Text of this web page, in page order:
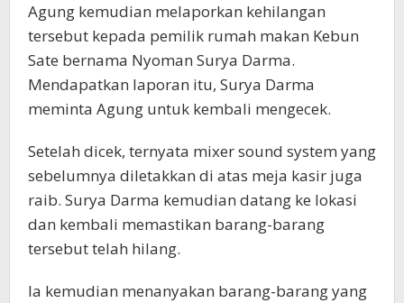
Agung kemudian melaporkan kehilangan
tersebut kepada pemilik rumah makan Kebun
Sate bernama Nyoman Surya Darma.
Mendapatkan laporan itu, Surya Darma
meminta Agung untuk kembali mengecek.
Setelah dicek, ternyata mixer sound system yang
sebelumnya diletakkan di atas meja kasir juga
raib. Surya Darma kemudian datang ke lokasi
dan kembali memastikan barang-barang
tersebut telah hilang.
Ia kemudian menanyakan barang-barang yang